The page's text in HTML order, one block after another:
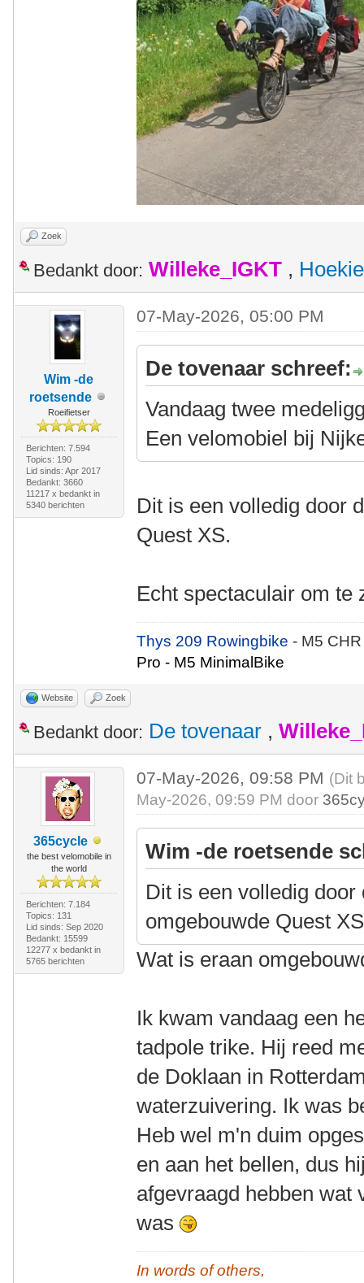
Zoek
Bedankt door: Willeke_IGKT , Hoekie
Wim -de
roetsende
Roeifietser
Berichten: 7.594
Topics: 190
Lid sinds: Apr 2017
Bedankt: 3660
11217 x bedankt in
5340 berichten
07-May-2026, 05:00 PM
De tovenaar schreef:
Vandaag twee
Een velomobiel bij
Dit is een volledig door
Quest XS.
Echt spectaculair om te
Thys 209 Rowingbike- M5
Pro - M5 MinimalBike
Website Zoek
Bedankt door: De tovenaar ,
365cycle
the best velomobile in
the world
Berichten: 7.184
Topics: 131
Lid sinds: Sep 2020
Bedankt: 15599
12277 x bedankt in
5765 berichten
07-May-2026, 09:58 PM (Dit
May-2026, 09:59 PM door
Wim -de roetsende
Dit is een volledig
omgebouwde Quest
Wat is eraan
Ik kwam vandaag een
tadpole trike. Hij reed
de Doklaan in
waterzuivering. Ik was
Heb wel m'n duim
en aan het bellen, dus
afgevraagd hebben wat
was
In words of others,